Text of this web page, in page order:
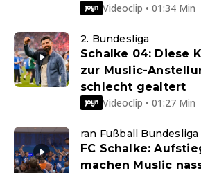
Videoclip • 01:34 Min
2. Bundesliga
Schalke 04: Diese
zur Muslic-
schlecht gealtert
Videoclip • 01:27 Min
ran Fußball Bundesliga
FC Schalke:
machen Muslic